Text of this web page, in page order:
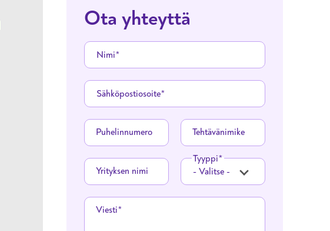
Ota yhteyttä
Nimi
Sähköpostiosoite
Puhelinnumero Tehtävänimike
Yrityksen nimi
Tyyppi
Viesti